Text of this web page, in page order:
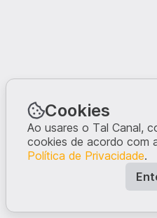
Cookies
Ao usares o Tal Canal,
cookies de acordo com
Política de Privacidade.